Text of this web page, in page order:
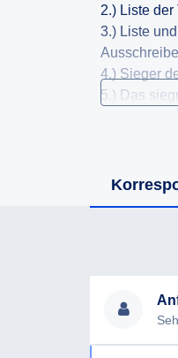
2.) Liste
3.) Liste
4.) Sieger
5.) Das